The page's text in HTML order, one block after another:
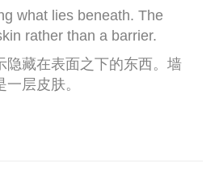
what lies beneath. The
rather than a barrier.
隐藏在表面之下的东西。墙
层皮肤。